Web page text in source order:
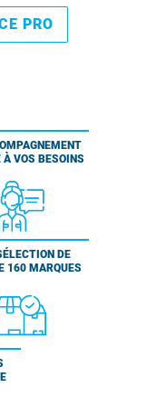
PRO
VOS BESOINS
DE
160 MARQUES